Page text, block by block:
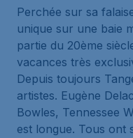
Perchée sur sa
unique sur une baie
partie du 20ème
vacances très
Depuis toujours
artistes. Eugène
Bowles, Tennessee
est longue. Tous ont